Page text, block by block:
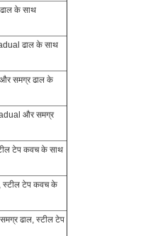
ढाल के साथ
ढाल के साथ
और समग्र ढाल के
और समग्र
टेप कवच के साथ
स्टील टेप कवच के
ढाल, स्टील टेप